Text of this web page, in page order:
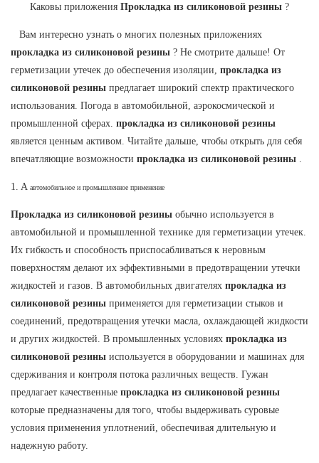
Каковы приложения Прокладка из силиконовой резины ?
Вам интересно узнать о многих полезных приложениях
прокладка из силиконовой резины ? Не смотрите дальше! От
герметизации утечек до обеспечения изоляции, прокладка из
силиконовой резины предлагает широкий спектр практического
использования. Погода в автомобильной, аэрокосмической и
промышленной сферах. прокладка из силиконовой резины
является ценным активом. Читайте дальше, чтобы открыть для себя
впечатляющие возможности прокладка из силиконовой резины .
1. A автомобильное и промышленное применение
Прокладка из силиконовой резины обычно используется в
автомобильной и промышленной технике для герметизации утечек.
Их гибкость и способность приспосабливаться к неровным
поверхностям делают их эффективными в предотвращении утечки
жидкостей и газов. В автомобильных двигателях прокладка из
силиконовой резины применяется для герметизации стыков и
соединений, предотвращения утечки масла, охлаждающей жидкости
и других жидкостей. В промышленных условиях прокладка из
силиконовой резины используется в оборудовании и машинах для
сдерживания и контроля потока различных веществ. Гужан
предлагает качественные прокладка из силиконовой резины
которые предназначены для того, чтобы выдерживать суровые
условия применения уплотнений, обеспечивая длительную и
надежную работу.